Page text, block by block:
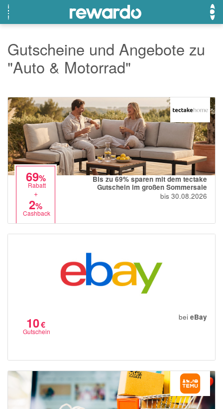
OTTO
Lieferando
LASCANA
eBay
DOUGLAS Parfümerie
Temu
Notino
apodiscounter
OTTO Office
Lidl
BOGNER
Beste Gutscheine
Top Gutscheine
Exklusive Gutscheine
Sonderaktionen
Beste Angebote
Top Angebote
Exklusive Angebote
Gutscheine und Angebote zu
"Auto & Motorrad"
69%
Rabatt
+
2%
Cashback
Bis zu 69% sparen mit dem tectake
Gutschein im großen Sommersale
bis 30.08.2026
10€
Gutschein
bei eBay